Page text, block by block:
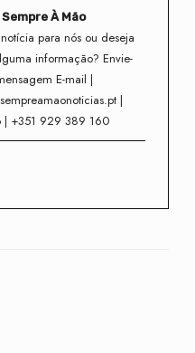
À Mão
para nós ou deseja
informação? Envie-
E-mail |
|
| +351 929 389 160